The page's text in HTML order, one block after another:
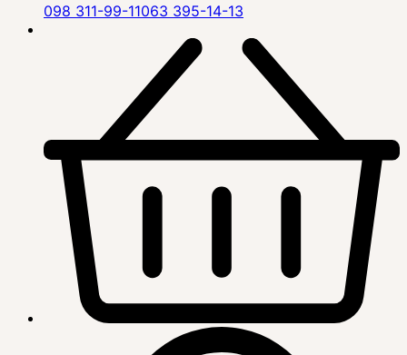
098 311-99-11063 395-14-13